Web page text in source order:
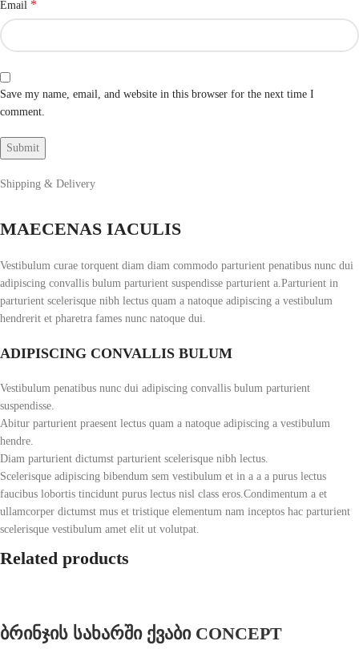
Email *
Save my name, email, and website in this browser for the next time I
comment.
Shipping & Delivery
MAECENAS IACULIS
Vestibulum curae torquent diam diam commodo parturient penatibus nunc dui
adipiscing convallis bulum parturient suspendisse parturient a.Parturient in
parturient scelerisque nibh lectus quam a natoque adipiscing a vestibulum
hendrerit et pharetra fames nunc natoque dui.
ADIPISCING CONVALLIS BULUM
Vestibulum penatibus nunc dui adipiscing convallis bulum parturient
suspendisse.
Abitur parturient praesent lectus quam a natoque adipiscing a vestibulum
hendre.
Diam parturient dictumst parturient scelerisque nibh lectus.
Scelerisque adipiscing bibendum sem vestibulum et in a a a purus lectus
faucibus lobortis tincidunt purus lectus nisl class eros.Condimentum a et
ullamcorper dictumst mus et tristique elementum nam inceptos hac parturient
scelerisque vestibulum amet elit ut volutpat.
Related products
ბრინჯის სახარში ქვაბი CONCEPT